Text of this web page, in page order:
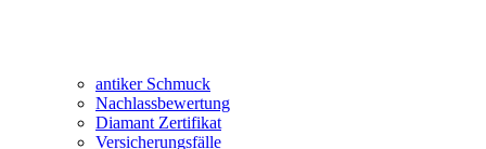
antiker Schmuck
Nachlassbewertung
Diamant Zertifikat
Versicherungsfälle